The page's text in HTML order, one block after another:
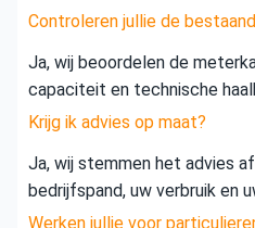
Controleren jullie de
Ja, wij beoordelen de
capaciteit en technische
Krijg ik advies op maat?
Ja, wij stemmen het advies
bedrijfspand, uw verbruik en
Werken jullie voor